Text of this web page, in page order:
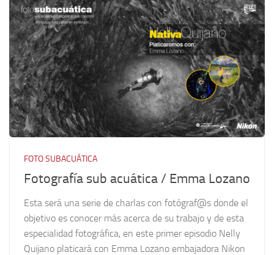
FOTO SUBACUÁTICA
Fotografía sub acuática / Emma Lozano
Esta será una serie de charlas con fotógraf@s donde el
objetivo es conocer más acerca de su trabajo y de esta
especialidad fotográfica, en este primer episodio Nelly
Quijano platicará con Emma Lozano embajadora Nikon